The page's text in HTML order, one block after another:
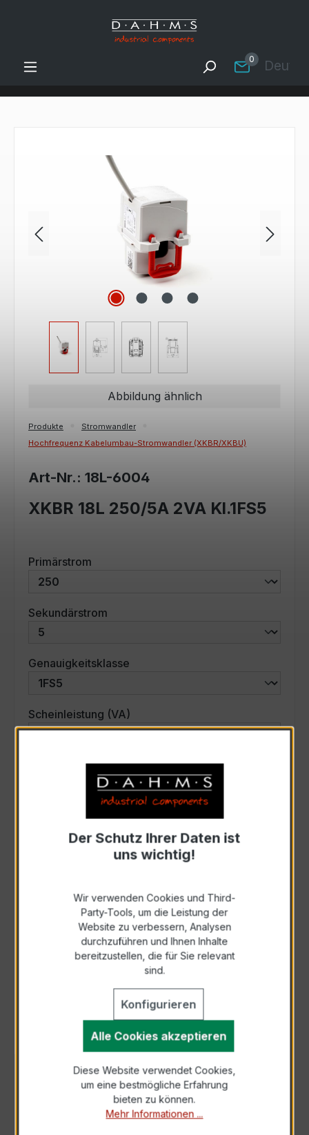
Zum Hauptinhalt springen
0
Bildergalerie überspringen
Abbildung ähnlich
Produkte
Stromwandler
Hochfrequenz Kabelumbau-Stromwandler (XKBR/XKBU)
Art-Nr.: 18L-6004
XKBR 18L 250/5A 2VA Kl.1FS5
Primärstrom
Sekundärstrom
Genauigkeitsklasse
Scheinleistung (VA)
Anfrage schriftlich
Zur Sammelanfrage hinzufügen
Anfrage telefonisch
Als PDF exportieren
BESCHREIBUNG
Der XKBR 18L 250/5A 2VA Kl.1FS5 ist ein
kompakter, hochpräziser Niederspannungs-
Der Schutz Ihrer Daten ist
uns wichtig!
Wir verwenden Cookies und Third-
Party-Tools, um die Leistung der
Website zu verbessern, Analysen
durchzuführen und Ihnen Inhalte
bereitzustellen, die für Sie relevant
sind.
Konfigurieren
Alle Cookies akzeptieren
Diese Website verwendet Cookies,
um eine bestmögliche Erfahrung
bieten zu können.
Mehr Informationen ...